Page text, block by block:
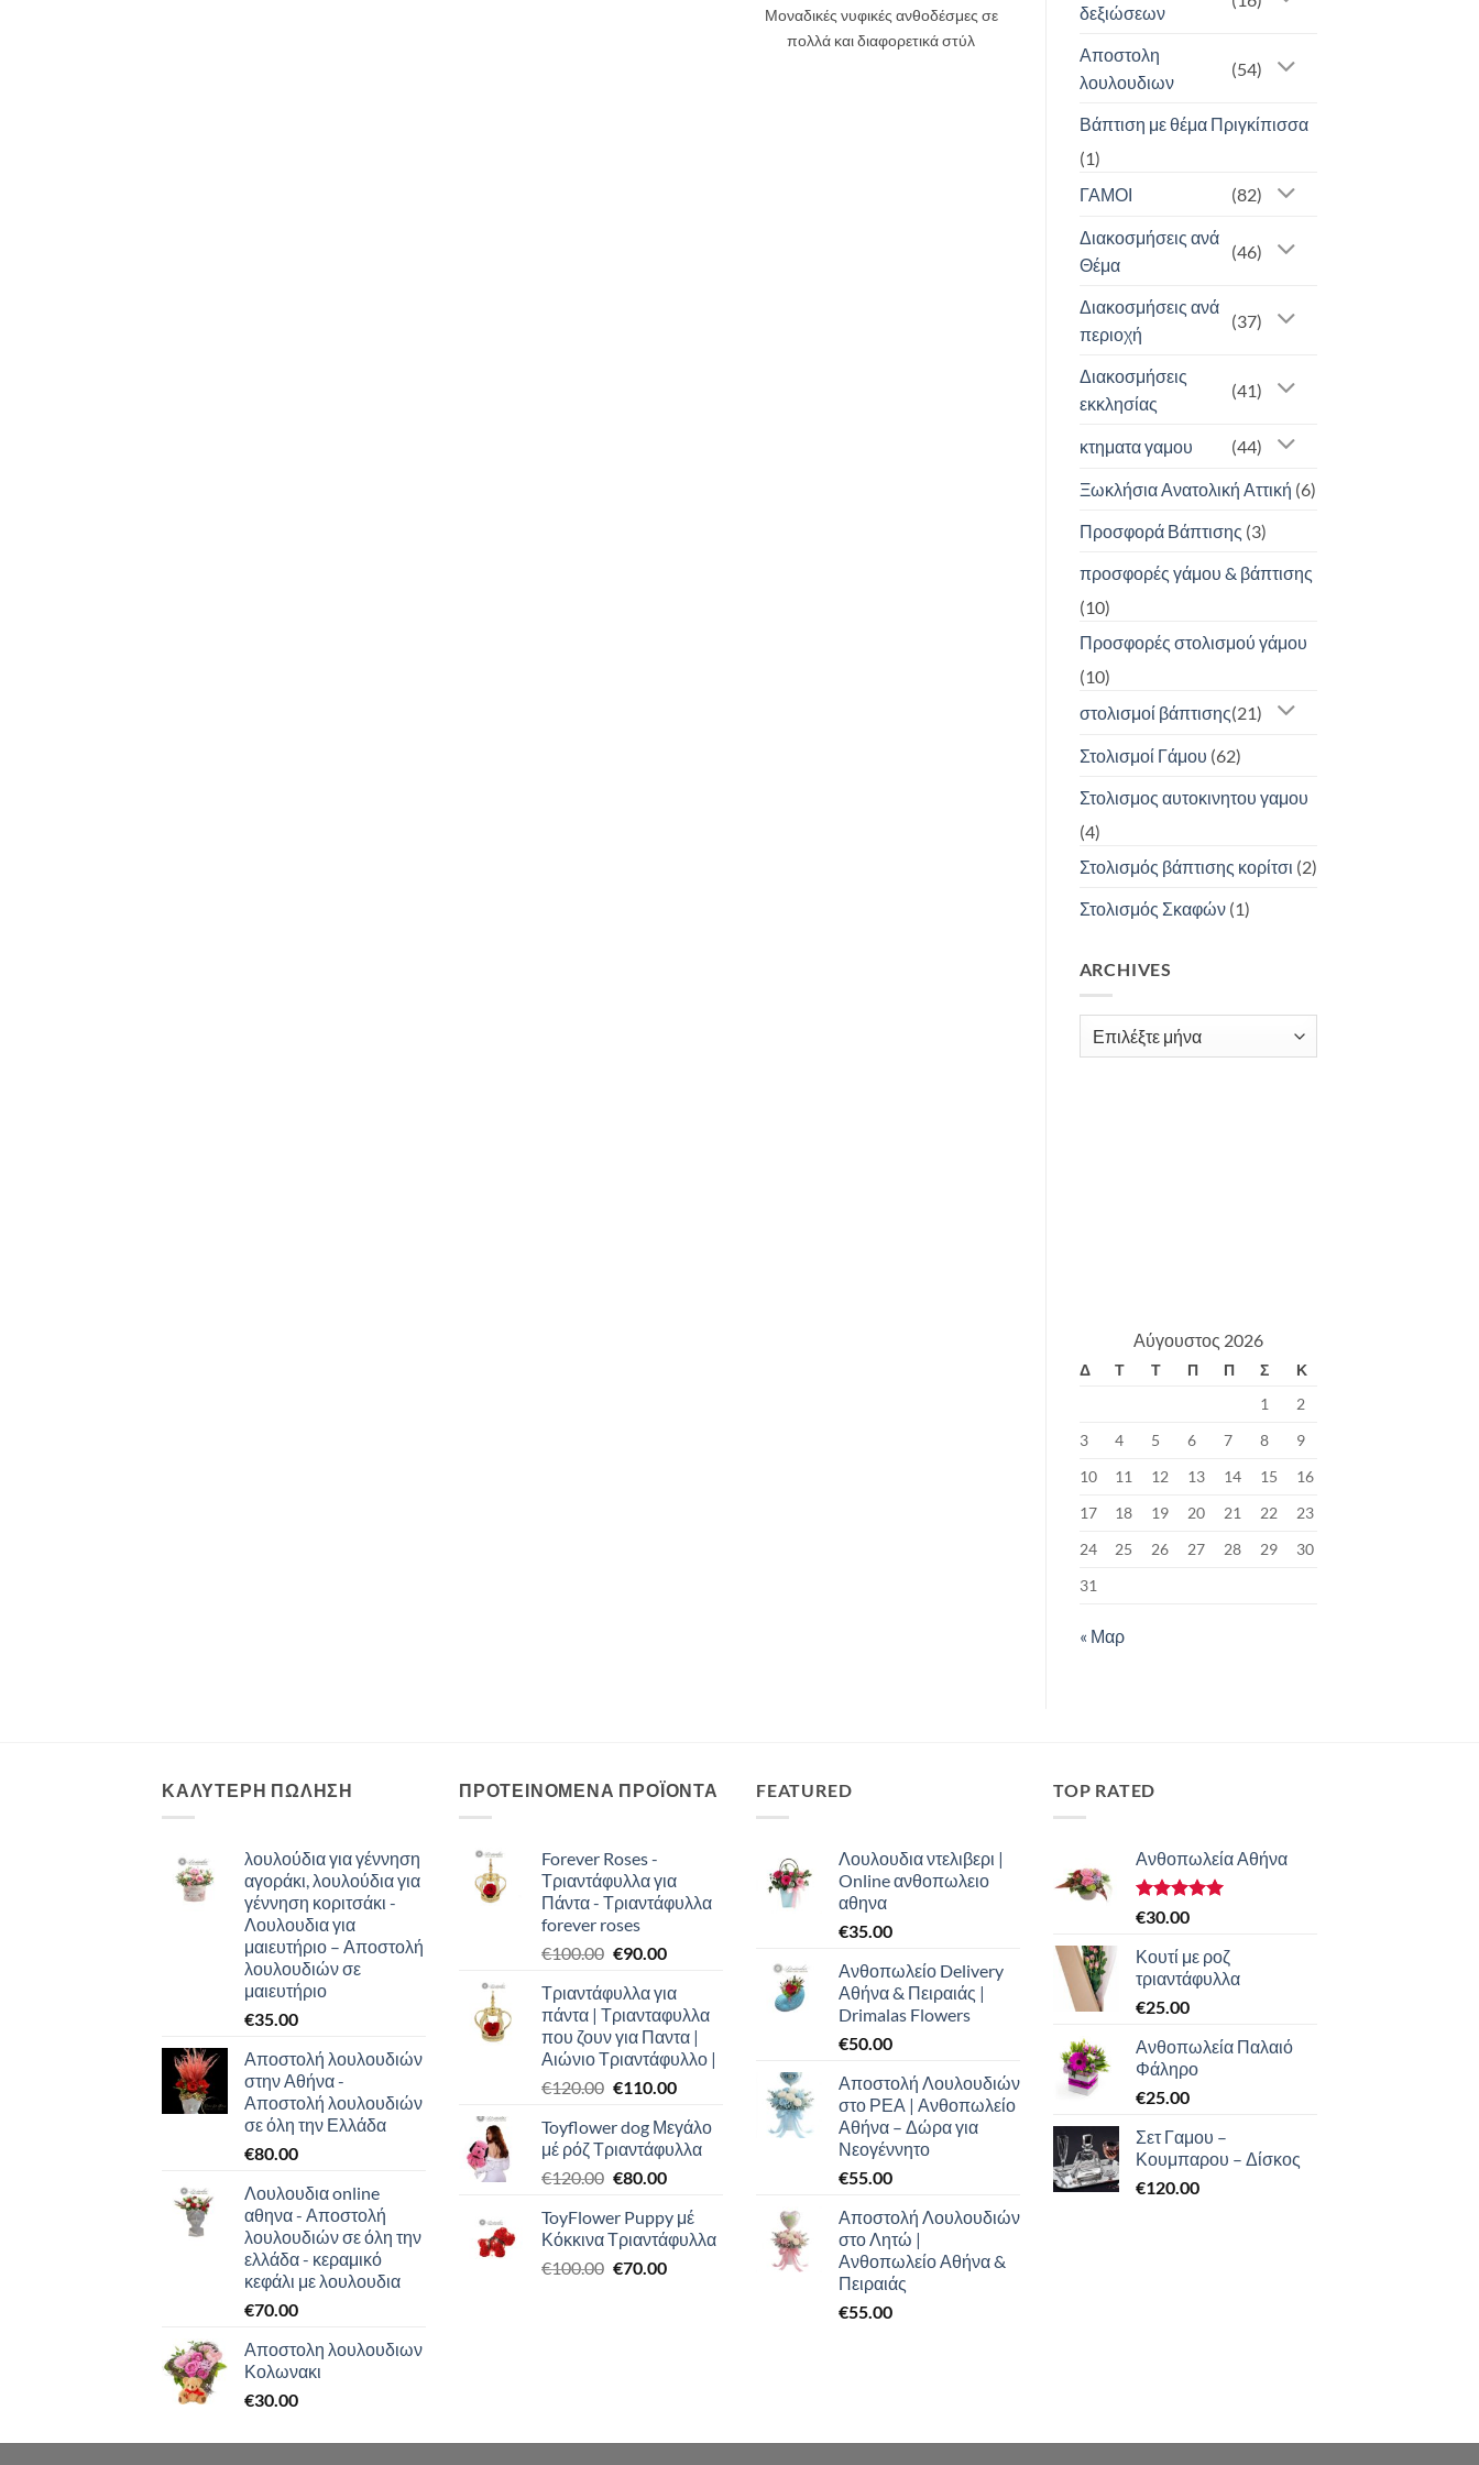
Μοναδικές νυφικές ανθοδέσμες σε
πολλά και διαφορετικά στύλ
δεξιώσεων
Αποστολη
λουλουδιων
(54)
Βάπτιση με θέμα Πριγκίπισσα
(1)
ΓΑΜΟΙ
(82)
Διακοσμήσεις ανά
Θέμα
(46)
Διακοσμήσεις ανά
περιοχή
(37)
Διακοσμήσεις
εκκλησίας
(41)
κτηματα γαμου (44)
Ξωκλήσια Ανατολική Αττική (6)
Προσφορά Βάπτισης (3)
προσφορές γάμου & βάπτισης
(10)
Προσφορές στολισμού γάμου
(10)
στολισμοί βάπτισης(21)
Στολισμοί Γάμου (62)
Στολισμος αυτοκινητου γαμου
(4)
Στολισμός βάπτισης κορίτσι (2)
Στολισμός Σκαφών(1)
ARCHIVES
Archives
Αύγουστος 2026
Δ Τ Τ Π Π Σ
Κ
1
2
3
4 5 6 7 8
9
10
11 12 13 14 15
16
17
18 19 20 21 22
23
24
25 26 27 28 29
30
31
« Μαρ
ΚΑΛΥΤΕΡΗ ΠΩΛΗΣΗ
λουλούδια για γέννηση
αγοράκι, λουλούδια για
γέννηση κοριτσάκι -
Λουλουδια για
μαιευτήριο – Αποστολή
λουλουδιών σε
μαιευτήριο
€35.00
Αποστολή λουλουδιών
στην Αθήνα -
Αποστολή λουλουδιών
σε όλη την Ελλάδα
€80.00
Λουλουδια online
αθηνα - Αποστολή
λουλουδιών σε όλη την
ελλάδα - κεραμικό
κεφάλι με λουλουδια
€70.00
Αποστολη λουλουδιων
Κολωνακι
€30.00
ΠΡΟΤΕΙΝΟΜΕΝΑ ΠΡΟΪΟΝΤΑ
Forever Roses -
Τριαντάφυλλα για
Πάντα - Τριαντάφυλλα
forever roses
€100.00 Original
was:
€100.00.
€90.00Η
τιμή
είναι:
€90.00.
Τριαντάφυλλα για
πάντα | Τριανταφυλλα
που ζουν για Παντα |
Αιώνιο Τριαντάφυλλο |
€120.00 Original
was:
€120.00.
€110.00Η
τιμή
είναι:
Toyflower dog Μεγάλο
μέ ρόζ Τριαντάφυλλα
€120.00 Original
was:
€120.00.
€80.00Η
τιμή
είναι:
€80.00.
ToyFlower Puppy μέ
Κόκκινα Τριαντάφυλλα
€100.00 Original
€70.00Η
FEATURED
Λουλουδια ντελιβερι |
Online ανθοπωλειο
αθηνα
€35.00
Ανθοπωλείο Delivery
Αθήνα & Πειραιάς |
Drimalas Flowers
€50.00
Αποστολή Λουλουδιών
στο ΡΕΑ | Ανθοπωλείο
Αθήνα – Δώρα για
Νεογέννητο
€55.00
Αποστολή Λουλουδιών
στο Λητώ |
Ανθοπωλείο Αθήνα &
Πειραιάς
€55.00
TOP RATED
Ανθοπωλεία Αθήνα
Βαθμολογήθηκε
από 5
€30.00
Κουτί με ροζ
τριαντάφυλλα
€25.00
Ανθοπωλεία Παλαιό
Φάληρο
€25.00
Σετ Γαμου –
Κουμπαρου – Δίσκος
€120.00